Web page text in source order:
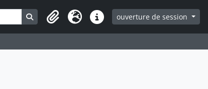
Search in browse page
ClipboardLangueLiens rapidesouverture de session